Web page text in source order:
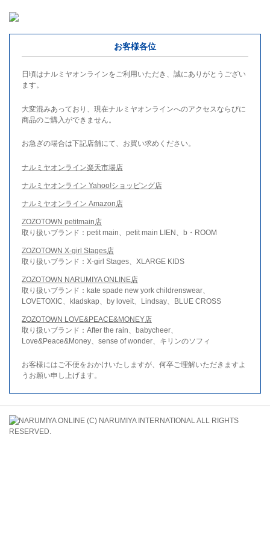
お客様各位
日頃はナルミヤオンラインをご利用いただき、誠にありがとうござい
ます。
大変混みあっており、現在ナルミヤオンラインへのアクセスならびに
商品のご購入ができません。
お急ぎの場合は下記店舗にて、お買い求めください。
ナルミヤオンライン楽天市場店
ナルミヤオンライン Yahoo!ショッピング店
ナルミヤオンライン Amazon店
ZOZOTOWN petitmain店
取り扱いブランド：petit main、petit main LIEN、b・ROOM
ZOZOTOWN X-girl Stages店
取り扱いブランド：X-girl Stages、XLARGE KIDS
ZOZOTOWN NARUMIYA ONLINE店
取り扱いブランド：kate spade new york childrenswear、
LOVETOXIC、kladskap、by loveit、Lindsay、BLUE CROSS
ZOZOTOWN LOVE&PEACE&MONEY店
取り扱いブランド：After the rain、babycheer、
Love&Peace&Money、sense of wonder、キリンのソフィ
お客様にはご不便をおかけいたしますが、何卒ご理解いただきますよ
うお願い申し上げます。